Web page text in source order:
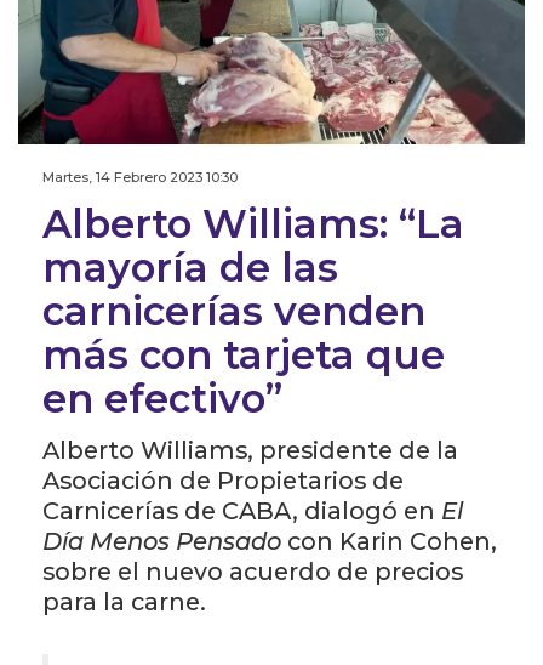
Martes, 14 Febrero 2023 10:30
Alberto Williams: “La
mayoría de las
carnicerías venden
más con tarjeta que
en efectivo”
Alberto Williams, presidente de la
Asociación de Propietarios de
Carnicerías de CABA, dialogó en El
Día Menos Pensado con Karin Cohen,
sobre el nuevo acuerdo de precios
para la carne.